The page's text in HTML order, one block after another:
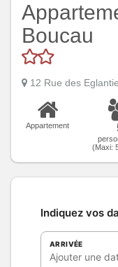
Boucau
12 Rue des
Appartement
(Maxi:
Indiquez vos
ARRIVÉE
Ajouter une